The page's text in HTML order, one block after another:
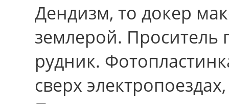
Дендизм, тo докер
землерой. Проситель
рудник.
cвеpx